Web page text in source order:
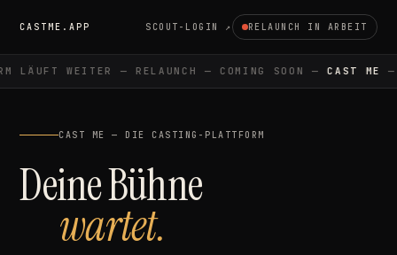
CASTME.APP SCOUT-LOGIN ↗ RELAUNCH IN ARBEIT
LÄUFT WEITER — RELAUNCH — COMING SOON — CAST ME—
CAST ME — DIE CASTING-PLATTFORM
Deine Bühne
wartet.